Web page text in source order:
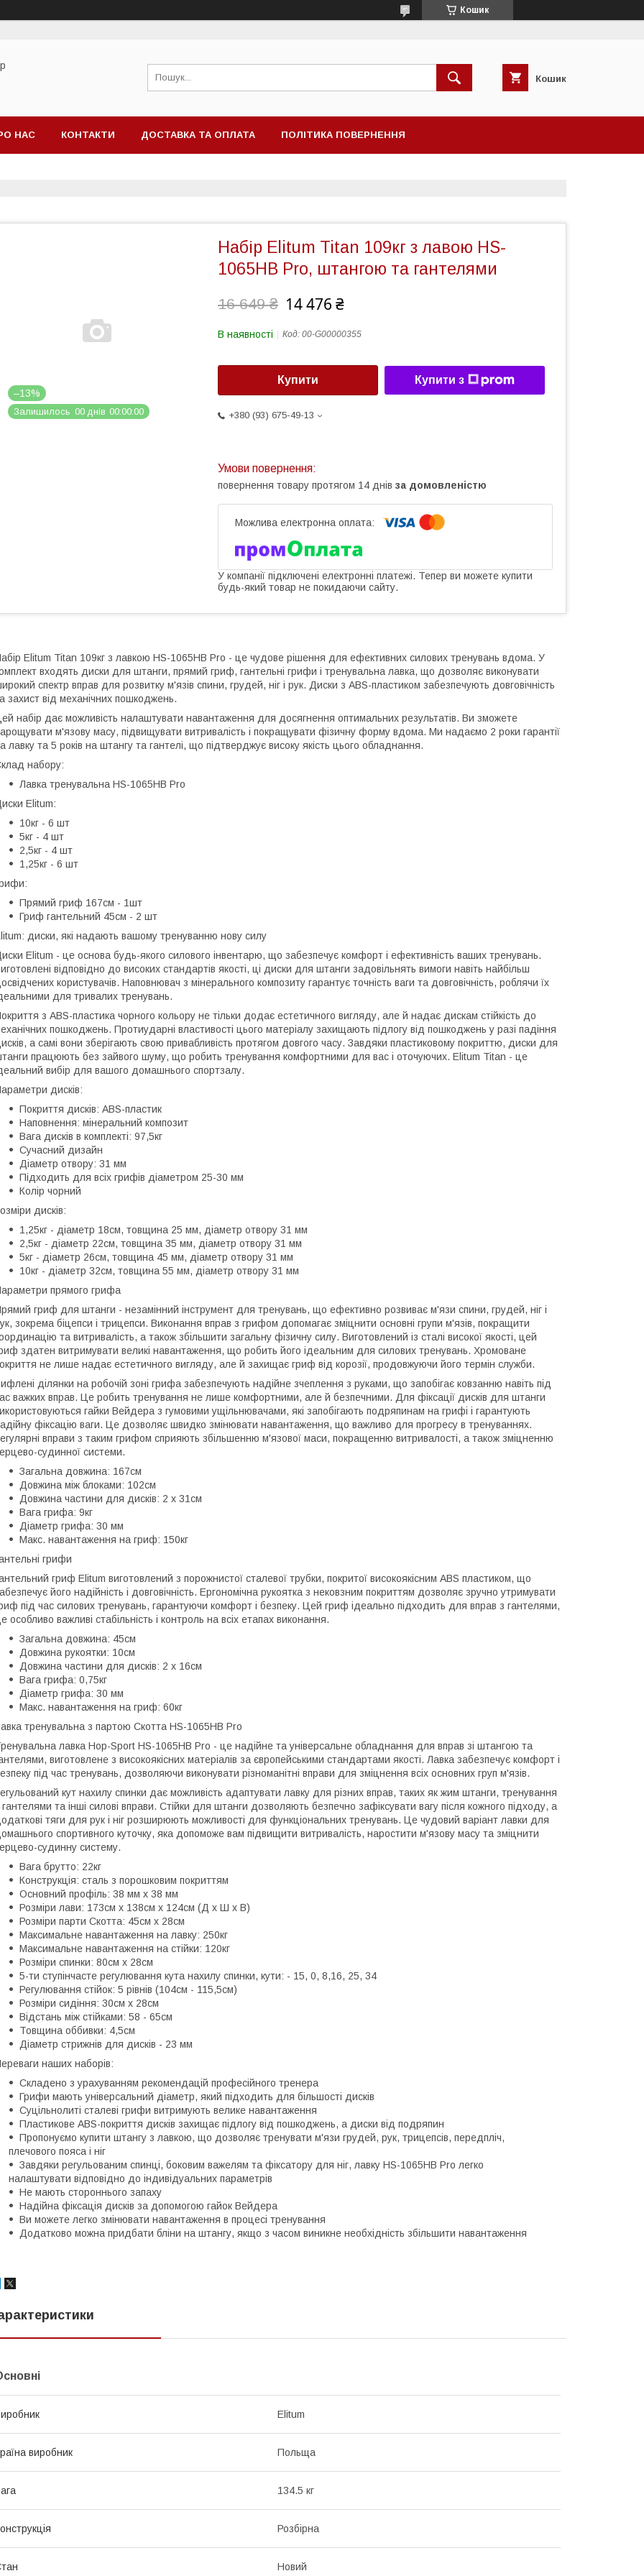
Кошик
Кошик
НАС КОНТАКТИ ДОСТАВКА ТА ОПЛАТА ПОЛІТИКА ПОВЕРНЕННЯ
–13%
Залишилось 00 днів 00 00 00
Набір Elitum Titan 109кг з лавою HS-
1065HB Pro, штангою та гантелями
16 649 ₴ 14 476 ₴
В наявності Код: 00-G00000355
Купити Купити з
+380 (93) 675-49-13
повернення товару протягом 14 днів за домовленістю
У компанії підключені електронні платежі. Тепер ви можете купити
будь-який товар не покидаючи сайту.
Elitum Titan 109кг з лавкою HS-1065HB Pro - це чудове рішення для ефективних силових тренувань вдома. У
входять диски для штанги, прямий гриф, гантельні грифи і тренувальна лавка, що дозволяє виконувати
спектр вправ для розвитку м'язів спини, грудей, ніг і рук. Диски з ABS-пластиком забезпечують довговічність
захист від механічних пошкоджень.
набір дає можливість налаштувати навантаження для досягнення оптимальних результатів. Ви зможете
м'язову масу, підвищувати витривалість і покращувати фізичну форму вдома. Ми надаємо 2 роки гарантії
лавку та 5 років на штангу та гантелі, що підтверджує високу якість цього обладнання.
набору:
Лавка тренувальна HS-1065HB Pro
Elitum:
10кг - 6 шт
5кг - 4 шт
2,5кг - 4 шт
1,25кг - 6 шт
Прямий гриф 167см - 1шт
Гриф гантельний 45см - 2 шт
диски, які надають вашому тренуванню нову силу
Elitum - це основа будь-якого силового інвентарю, що забезпечує комфорт і ефективність ваших тренувань.
відповідно до високих стандартів якості, ці диски для штанги задовільнять вимоги навіть найбільш
користувачів. Наповнювач з мінерального композиту гарантує точність ваги та довговічність, роблячи їх
для тривалих тренувань.
з ABS-пластика чорного кольору не тільки додає естетичного вигляду, але й надає дискам стійкість до
пошкоджень. Протиударні властивості цього матеріалу захищають підлогу від пошкоджень у разі падіння
а самі вони зберігають свою привабливість протягом довгого часу. Завдяки пластиковому покриттю, диски для
працюють без зайвого шуму, що робить тренування комфортними для вас і оточуючих. Elitum Titan - це
вибір для вашого домашнього спортзалу.
дисків:
Покриття дисків: ABS-пластик
Наповнення: мінеральний композит
Вага дисків в комплекті: 97,5кг
Сучасний дизайн
Діаметр отвору: 31 мм
Підходить для всіх грифів діаметром 25-30 мм
Колір чорний
дисків:
1,25кг - діаметр 18см, товщина 25 мм, діаметр отвору 31 мм
2,5кг - діаметр 22см, товщина 35 мм, діаметр отвору 31 мм
5кг - діаметр 26см, товщина 45 мм, діаметр отвору 31 мм
10кг - діаметр 32см, товщина 55 мм, діаметр отвору 31 мм
прямого грифа
гриф для штанги - незамінний інструмент для тренувань, що ефективно розвиває м'язи спини, грудей, ніг і
зокрема біцепси і трицепси. Виконання вправ з грифом допомагає зміцнити основні групи м'язів, покращити
та витривалість, а також збільшити загальну фізичну силу. Виготовлений із сталі високої якості, цей
здатен витримувати великі навантаження, що робить його ідеальним для силових тренувань. Хромоване
не лише надає естетичного вигляду, але й захищає гриф від корозії, продовжуючи його термін служби.
ділянки на робочій зоні грифа забезпечують надійне зчеплення з руками, що запобігає ковзанню навіть під
важких вправ. Це робить тренування не лише комфортними, але й безпечними. Для фіксації дисків для штанги
гайки Вейдера з гумовими ущільнювачами, які запобігають подряпинам на грифі і гарантують
фіксацію ваги. Це дозволяє швидко змінювати навантаження, що важливо для прогресу в тренуваннях.
вправи з таким грифом сприяють збільшенню м'язової маси, покращенню витривалості, а також зміцненню
судинної системи.
Загальна довжина: 167см
Довжина між блоками: 102см
Довжина частини для дисків: 2 х 31см
Вага грифа: 9кг
Діаметр грифа: 30 мм
Макс. навантаження на гриф: 150кг
грифи
гриф Elitum виготовлений з порожнистої сталевої трубки, покритої високоякісним ABS пластиком, що
його надійність і довговічність. Ергономічна рукоятка з нековзним покриттям дозволяє зручно утримувати
під час силових тренувань, гарантуючи комфорт і безпеку. Цей гриф ідеально підходить для вправ з гантелями,
особливо важливі стабільність і контроль на всіх етапах виконання.
Загальна довжина: 45см
Довжина рукоятки: 10см
Довжина частини для дисків: 2 х 16см
Вага грифа: 0,75кг
Діаметр грифа: 30 мм
Макс. навантаження на гриф: 60кг
тренувальна з партою Скотта HS-1065HB Pro
лавка Hop-Sport HS-1065HB Pro - це надійне та універсальне обладнання для вправ зі штангою та
виготовлене з високоякісних матеріалів за європейськими стандартами якості. Лавка забезпечує комфорт і
під час тренувань, дозволяючи виконувати різноманітні вправи для зміцнення всіх основних груп м'язів.
кут нахилу спинки дає можливість адаптувати лавку для різних вправ, таких як жим штанги, тренування
гантелями та інші силові вправи. Стійки для штанги дозволяють безпечно зафіксувати вагу після кожного підходу, а
тяги для рук і ніг розширюють можливості для функціональних тренувань. Це чудовий варіант лавки для
спортивного куточку, яка допоможе вам підвищити витривалість, наростити м'язову масу та зміцнити
судинну систему.
Вага брутто: 22кг
Конструкція: сталь з порошковим покриттям
Основний профіль: 38 мм x 38 мм
Розміри лави: 173см x 138см x 124см (Д x Ш x В)
Розміри парти Скотта: 45см х 28см
Максимальне навантаження на лавку: 250кг
Максимальне навантаження на стійки: 120кг
Розміри спинки: 80см x 28см
5-ти ступінчасте регулювання кута нахилу спинки, кути: - 15, 0, 8,16, 25, 34
Регулювання стійок: 5 рівнів (104см - 115,5см)
Розміри сидіння: 30см x 28см
Відстань між стійками: 58 - 65см
Товщина оббивки: 4,5см
Діаметр стрижнів для дисків - 23 мм
наших наборів:
Складено з урахуванням рекомендацій професійного тренера
Грифи мають універсальний діаметр, який підходить для більшості дисків
Суцільнолиті сталеві грифи витримують велике навантаження
Пластикове ABS-покриття дисків захищає підлогу від пошкоджень, а диски від подряпин
Пропонуємо купити штангу з лавкою, що дозволяє тренувати м'язи грудей, рук, трицепсів, передпліч,
плечового пояса і ніг
Завдяки регульованим спинці, боковим важелям та фіксатору для ніг, лавку HS-1065HB Pro легко
налаштувати відповідно до індивідуальних параметрів
Не мають стороннього запаху
Надійна фіксація дисків за допомогою гайок Вейдера
Ви можете легко змінювати навантаження в процесі тренування
Додатково можна придбати бліни на штангу, якщо з часом виникне необхідність збільшити навантаження
Elitum
виробник Польща
134.5 кг
Розбірна
Новий